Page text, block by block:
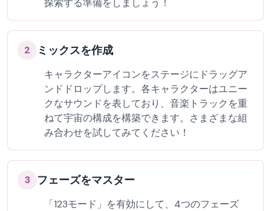
探索する準備をしましょう！
2 ミックスを作成
キャラクターアイコンをステージにドラッグア
ンドドロップします。各キャラクターはユニー
クなサウンドを表しており、音楽トラックを重
ねて宇宙の構成を構築できます。さまざまな組
み合わせを試してみてください！
3 フェーズをマスター
「123モード」を有効にして、4つのフェーズ